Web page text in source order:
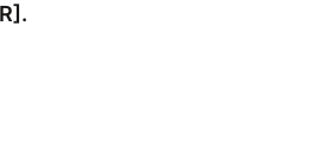
].